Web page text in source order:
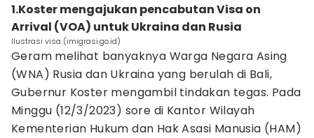
1.Koster mengajukan pencabutan Visa on
Arrival (VOA) untuk Ukraina dan Rusia
Ilustrasi visa (imigrasi.go.id)
Geram melihat banyaknya Warga Negara Asing
(WNA) Rusia dan Ukraina yang berulah di Bali,
Gubernur Koster mengambil tindakan tegas. Pada
Minggu (12/3/2023) sore di Kantor Wilayah
Kementerian Hukum dan Hak Asasi Manusia (HAM)